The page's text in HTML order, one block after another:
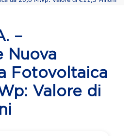
–
Nuova
Fotovoltaica
Valore di